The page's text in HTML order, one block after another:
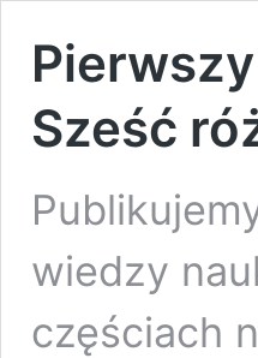
Sześć
wiedzy
częściach